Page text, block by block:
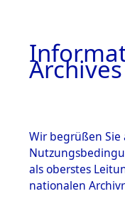
BESTÄNDE
Archives
Wir begrüßen Sie
als oberstes
nationalen